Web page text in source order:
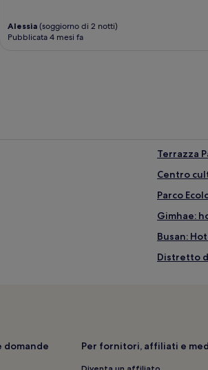
Alessia (soggiorno di 2 notti)
Pubblicata 4 mesi fa
Terrazza
Centro
Parco
Gimhae:
Busan:
Distretto
Stazione
domande
Per fornitori, affiliati e